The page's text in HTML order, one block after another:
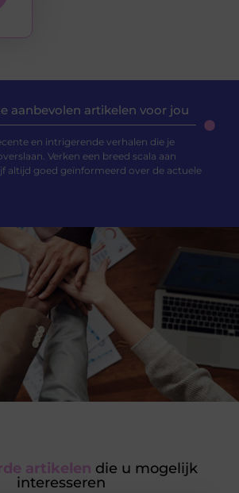
aanbevolen artikelen voor jou
en intrigerende verhalen die je
Verken een breed scala aan
altijd goed geïnformeerd over de actuele
artikelen die u mogelijk
interesseren